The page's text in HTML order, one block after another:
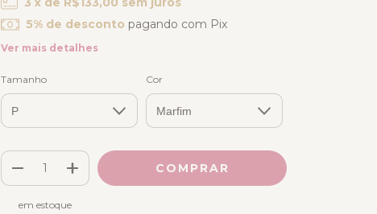
5% de desconto pagando com Pix
Ver mais detalhes
Tamanho Cor
em estoque